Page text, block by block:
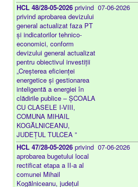
HCL 48/28-05-2026 privind
privind aprobarea devizului
general actualizat faza PT
și indicatorilor tehnico-
economici, conform
devizului general actualizat
pentru obiectivul investiții
„Creșterea eficienței
energetice și gestionarea
inteligentă a energiei în
clădirile publice – ȘCOALA
CU CLASELE I-VIII,
COMUNA MIHAIL
KOGĂLNICEANU,
JUDEȚUL TULCEA ”
07-06-2026
HCL 47/28-05-2026 privind
aprobarea bugetului local
rectificat etapa a II-a al
comunei Mihail
Kogălniceanu, județul
07-06-2026